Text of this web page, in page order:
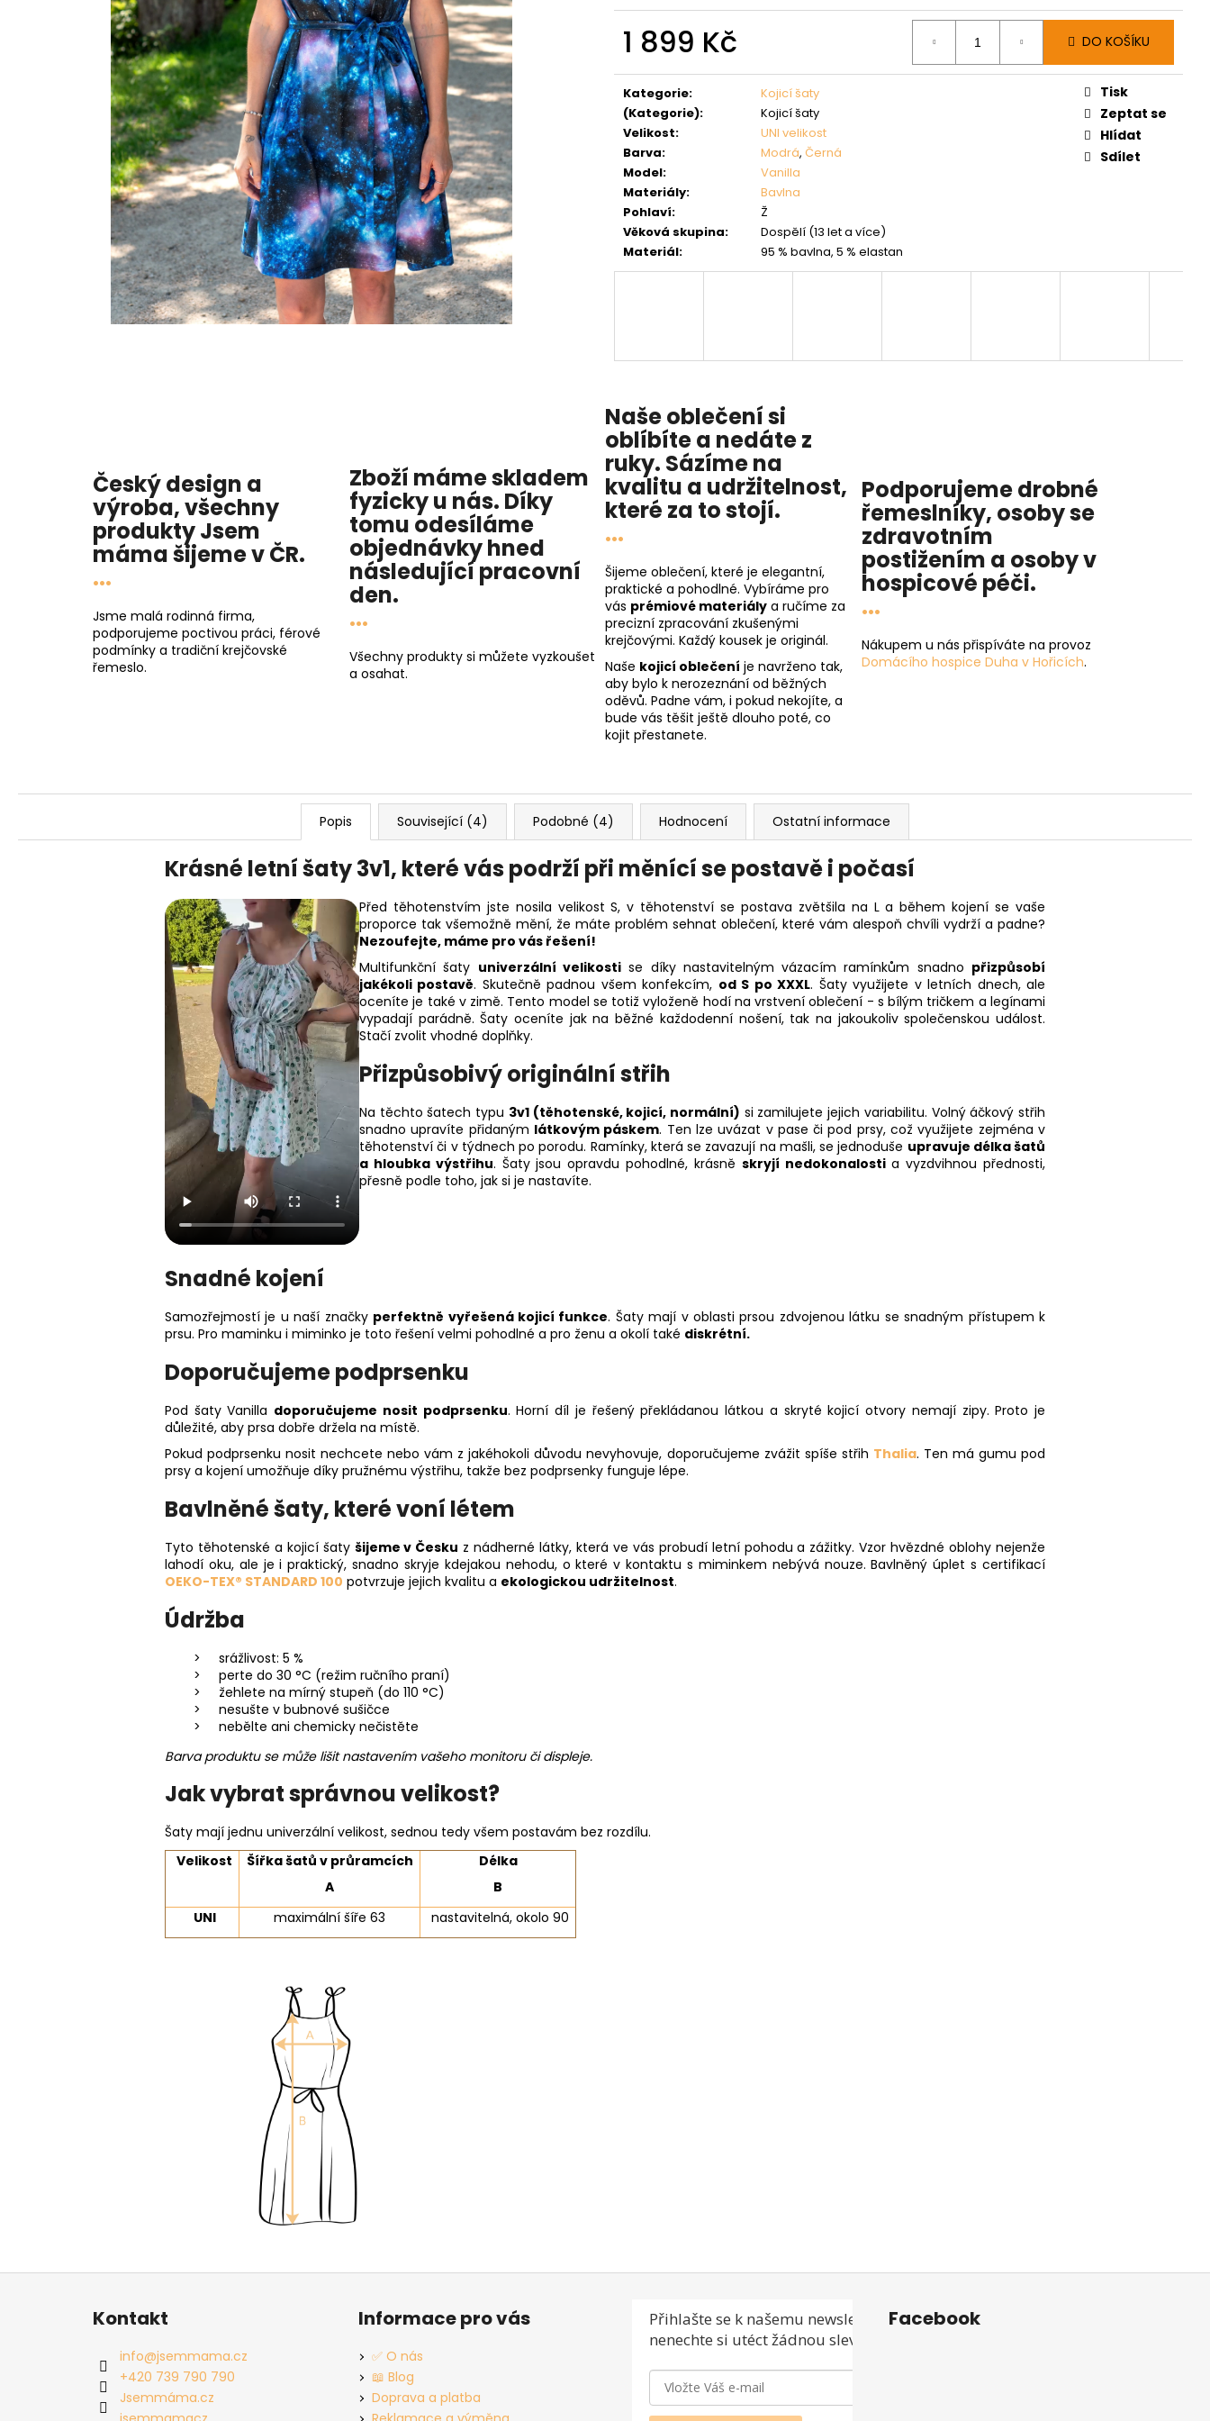
1 899 Kč
cena:
DO KOŠÍKU
Kategorie:
Kojicí šaty
(Kategorie):
Kojicí šaty
Velikost:
UNI velikost
Barva: Modrá, Černá
Model:
Vanilla
Materiály:
Bavlna
Pohlaví:
Ž
Věková skupina:
Dospělí (13 let a více)
Materiál: 95 % bavlna, 5 % elastan
Tisk
Zeptat se
Hlídat
Sdílet
Český design a
výroba, všechny
produktyJsem
mámašijeme v ČR.
...
Jsme malá rodinná firma,
podporujeme poctivou práci, férové
podmínky a tradiční krejčovské
řemeslo.
Zboží máme skladem
fyzicky u nás. Díky
tomu odesíláme
objednávky hned
následující pracovní
den.
...
Všechny produkty si můžete vyzkoušet
a osahat.
Naše oblečení si
oblíbíte a nedáte z
ruky. Sázíme na
kvalitu a udržitelnost,
které za to stojí.
...
Šijeme oblečení, které je elegantní,
praktické a pohodlné. Vybíráme pro
vás prémiové materiály a ručíme za
precizní zpracování zkušenými
krejčovými. Každý kousek je originál.
Naše kojicí oblečení je navrženo tak,
aby bylo k nerozeznání od běžných
oděvů. Padne vám, i pokud nekojíte, a
bude vás těšit ještě dlouho poté, co
kojit přestanete.
Podporujeme drobné
řemeslníky, osoby se
zdravotním
postižením a osoby v
hospicové péči.
...
Nákupem u nás přispíváte na provoz
Domácího hospice Duha v Hořicích.
Popis Související (4) Podobné (4) Hodnocení Ostatní informace
Krásné letní šaty 3v1, které vás podrží při měnící se postavě i počasí
Před těhotenstvím jste nosila velikost S, v těhotenství se postava zvětšila na L a během kojení se vaše
proporce tak všemožně mění, že máte problém sehnat oblečení, které vám alespoň chvíli vydrží a padne?
Nezoufejte, máme pro vás řešení!
Multifunkční šaty univerzální velikostise díky nastavitelným vázacím ramínkům snadno přizpůsobí
jakékoli postavě. Skutečně padnou všem konfekcím, od S po XXXL. Šaty využijete v letních dnech, ale
oceníte je také v zimě. Tento model se totiž vyloženě hodí na vrstvení oblečení - s bílým tričkem a legínami
vypadají parádně. Šaty oceníte jak na běžné každodenní nošení, tak na jakoukoliv společenskou událost.
Stačí zvolit vhodné doplňky.
Přizpůsobivý originální střih
Na těchto šatech typu 3v1 (těhotenské, kojicí, normální) si zamilujete jejich variabilitu. Volný áčkový střih
snadno upravíte přidaným látkovým páskem. Ten lze uvázat v pase či pod prsy, což využijete zejména v
těhotenství či v týdnech po porodu. Ramínky, která se zavazují na mašli, se jednoduše upravuje délka šatů
a hloubka výstřihu. Šaty jsou opravdu pohodlné, krásně skryjí nedokonalostia vyzdvihnou přednosti,
přesně podle toho, jak si je nastavíte.
Snadné kojení
Samozřejmostí je u naší značky perfektně vyřešená kojicí funkce. Šaty mají v oblasti prsou zdvojenou látku se snadným přístupem k
prsu. Pro maminku i miminko je toto řešení velmi pohodlné a pro ženu a okolí také diskrétní.
Doporučujeme podprsenku
Pod šaty Vanilla doporučujeme nosit podprsenku. Horní díl je řešený překládanou látkou a skryté kojicí otvory nemají zipy. Proto je
důležité, aby prsa dobře držela na místě.
Pokud podprsenku nosit nechcete nebo vám z jakéhokoli důvodu nevyhovuje, doporučujeme zvážit spíše střih Thalia. Ten má gumu pod
prsy a kojení umožňuje díky pružnému výstřihu, takže bez podprsenky funguje lépe.
Bavlněné šaty, které voní létem
Tyto těhotenské a kojicí šaty šijeme v Česku z nádherné látky, která ve vás probudí letní pohodu a zážitky. Vzor hvězdné oblohy nejenže
lahodí oku, ale je i praktický, snadno skryje kdejakou nehodu, o které v kontaktu s miminkem nebývá nouze. Bavlněný úplet s certifikací
OEKO-TEX® STANDARD 100 potvrzuje jejich kvalitu a ekologickou udržitelnost.
Údržba
srážlivost: 5 %
perte do 30 °C (režim ručního praní)
žehlete na mírný stupeň (do 110 °C)
nesušte v bubnové sušičce
nebělte ani chemicky nečistěte
Barva produktu se může lišit nastavením vašeho monitoru či displeje.
Jak vybrat správnou velikost?
Šaty mají jednu univerzální velikost, sednou tedy všem postavám bez rozdílu.
Velikost
Šířka šatů v průramcích
A
Délka
B
UNI
maximální šíře 63 nastavitelná, okolo 90
Kontakt
info@jsemmama.cz
+420 739 790 790
Jsemmáma.cz
Informace pro vás
✅ O nás
📖 Blog
Doprava a platba
Přihlašte se k našemu newsletteru a
nenechte si utéct žádnou slevu ani akci!
Facebook